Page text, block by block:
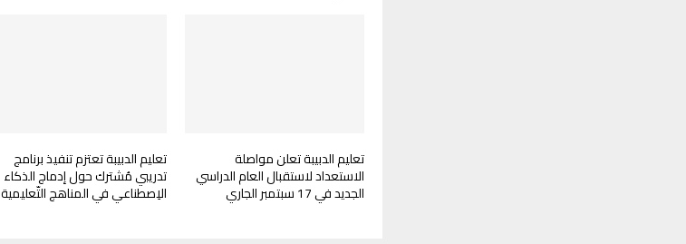
تعليم الدبيبة تعلن مواصلة
الاستعداد لاستقبال العام الدراسي
الجديد في 17 سبتمبر الجاري
تعليم الدبيبة تعتزم تنفيذ برنامج
تدريبي مُشترك حول إدماج الذكاء
الاِصطناعي في المناهج التّعليمية